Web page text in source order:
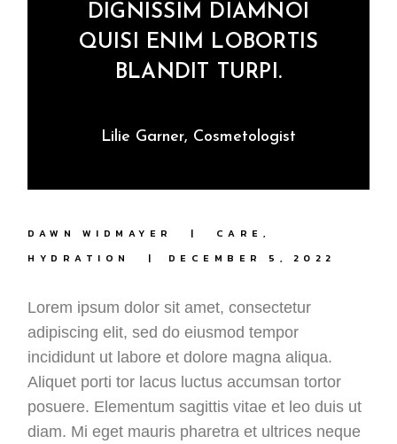
DIGNISSIM DIAMNOI
QUISI ENIM LOBORTIS
BLANDIT TURPI.
Lilie Garner, Cosmetologist
DAWN WIDMAYER
CARE
HYDRATION
DECEMBER 5, 2022
Lorem ipsum dolor sit amet, consectetur
adipiscing elit, sed do eiusmod tempor
incididunt ut labore et dolore magna aliqua.
Aliquet porti tor lacus luctus accumsan tortor
posuere. Elementum sagittis vitae et leo duis ut
diam. Mi eget mauris pharetra et ultrices neque